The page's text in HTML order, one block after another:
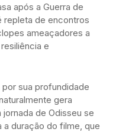
após a Guerra de
repleta de encontros
ameaçadores a
e
sua profundidade
gera
de Odisseu se
duração do filme, que